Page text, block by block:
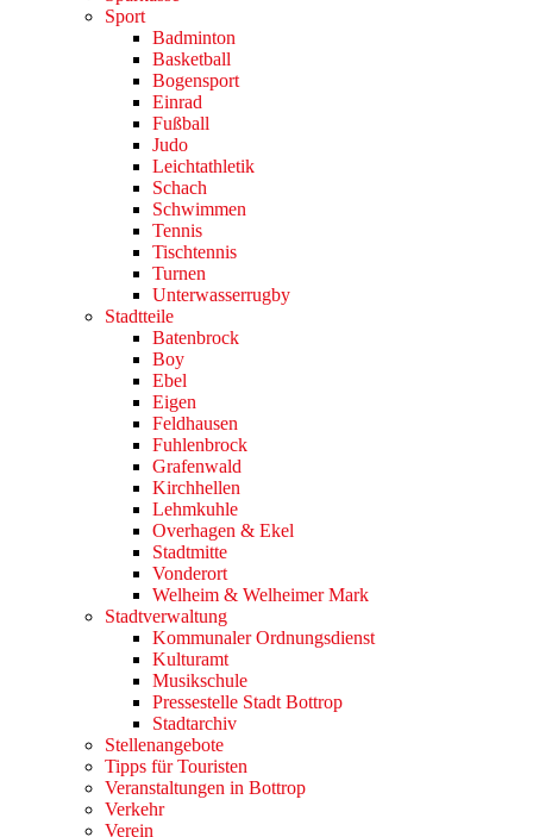
Sport
Badminton
Basketball
Bogensport
Einrad
Fußball
Judo
Leichtathletik
Schach
Schwimmen
Tennis
Tischtennis
Turnen
Unterwasserrugby
Stadtteile
Batenbrock
Boy
Ebel
Eigen
Feldhausen
Fuhlenbrock
Grafenwald
Kirchhellen
Lehmkuhle
Overhagen & Ekel
Stadtmitte
Vonderort
Welheim & Welheimer Mark
Stadtverwaltung
Kommunaler Ordnungsdienst
Kulturamt
Musikschule
Pressestelle Stadt Bottrop
Stadtarchiv
Stellenangebote
Tipps für Touristen
Veranstaltungen in Bottrop
Verkehr
Verein